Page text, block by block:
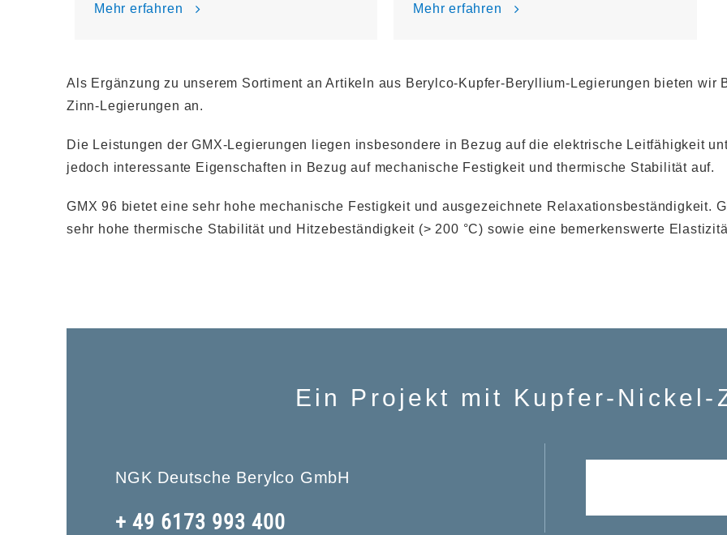
Mehr erfahren Mehr erfahren
Als Ergänzung zu unserem Sortiment an Artikeln aus Berylco-Kupfer-Beryllium-Legierungen bieten wir
Zinn-Legierungen an.
Die Leistungen der GMX-Legierungen liegen insbesondere in Bezug auf die elektrische Leitfähigkeit
jedoch interessante Eigenschaften in Bezug auf mechanische Festigkeit und thermische Stabilität auf.
GMX 96 bietet eine sehr hohe mechanische Festigkeit und ausgezeichnete Relaxationsbeständigkeit.
sehr hohe thermische Stabilität und Hitzebeständigkeit (> 200 °C) sowie eine bemerkenswerte
Ein Projekt mit Kupfer-Nickel-
NGK Deutsche Berylco GmbH
+ 49 6173 993 400